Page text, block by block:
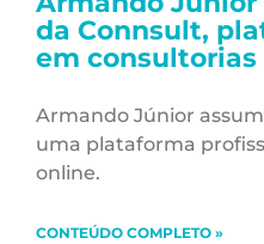
da Connsult,
em
Armando Júnior
uma plataforma
online.
CONTEÚDO COMPLETO »